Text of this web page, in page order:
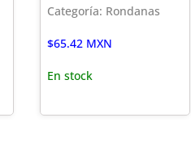
Categoría: Rondanas
$65.42MXN
En stock